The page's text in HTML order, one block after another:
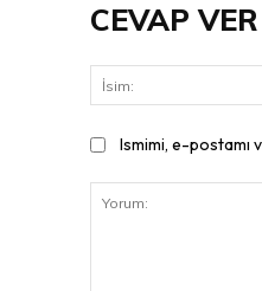
CEVAP VER
Ismimi, e-postamı